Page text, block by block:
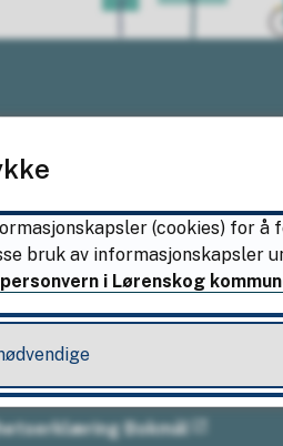
kl. 08.00–15.30
Bokmål
(cookies) for
bruk av informasjonskapsler
i Lørenskog